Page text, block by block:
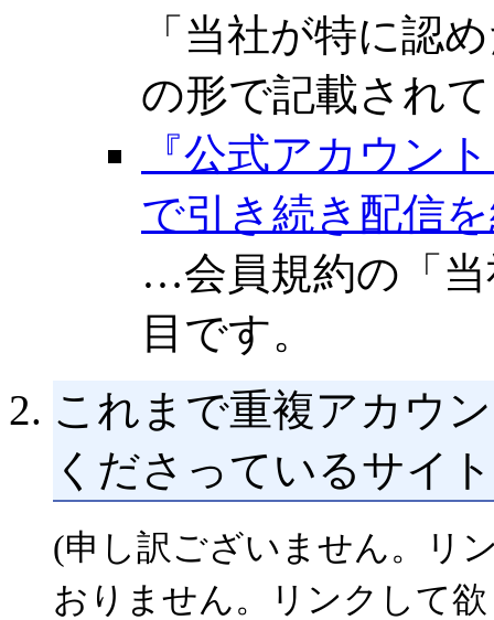
「当社が特に認
の形で記載され
『公式アカウン
で引き続き配信
…会員規約の「
目です。
これまで重複アカウ
くださっているサイト
(申し訳ございません。リ
おりません。リンクして